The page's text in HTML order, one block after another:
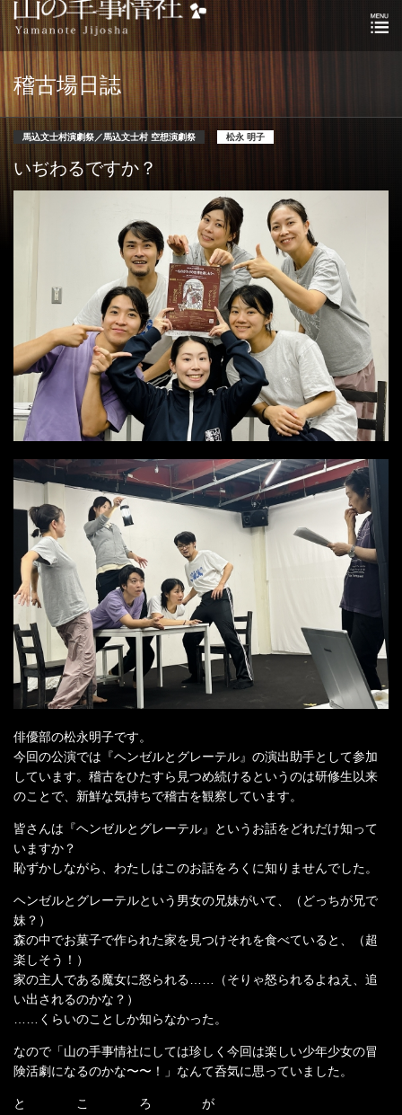
稽古場日誌
馬込文士村演劇祭／馬込文士村 空想演劇祭 松永 明子
いぢわるですか？
俳優部の松永明子です。
今回の公演では『ヘンゼルとグレーテル』の演出助手として参加
しています。稽古をひたすら見つめ続けるというのは研修生以来
のことで、新鮮な気持ちで稽古を観察しています。
皆さんは『ヘンゼルとグレーテル』というお話をどれだけ知って
いますか？
恥ずかしながら、わたしはこのお話をろくに知りませんでした。
ヘンゼルとグレーテルという男女の兄妹がいて、（どっちが兄で
妹？）
森の中でお菓子で作られた家を見つけそれを食べていると、（超
楽しそう！）
家の主人である魔女に怒られる……（そりゃ怒られるよねえ、追
い出されるのかな？）
……くらいのことしか知らなかった。
なので「山の手事情社にしては珍しく今回は楽しい少年少女の冒
険活劇になるのかな〜〜！」なんて呑気に思っていました。
と こ ろ が